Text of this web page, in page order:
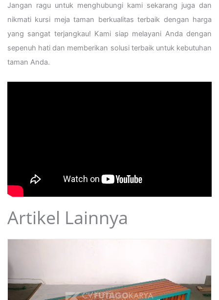
Jangan ragu untuk menghubungi kami sekarang juga dan
nikmati kursi meja taman berkualitas terbaik dengan harga
yang sangat terjangkau! Kami siap melayani Anda dengan
sepenuh hati dan memberikan solusi terbaik untuk kebutuhan
taman Anda.
Artikel Lainnya